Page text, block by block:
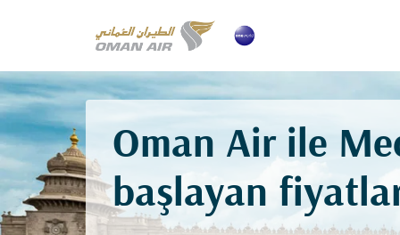
Oman Air ile
başlayan